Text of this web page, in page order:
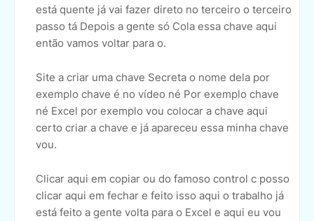
está quente já vai fazer direto no terceiro o terceiro
passo tá Depois a gente só Cola essa chave aqui
então vamos voltar para o.
Site a criar uma chave Secreta o nome dela por
exemplo chave é no vídeo né Por exemplo chave
né Excel por exemplo vou colocar a chave aqui
certo criar a chave e já apareceu essa minha chave
vou.
Clicar aqui em copiar ou do famoso control c posso
clicar aqui em fechar e feito isso aqui o trabalho já
está feito a gente volta para o Excel e aqui eu vou